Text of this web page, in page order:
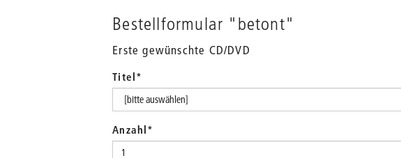
Bestellformular "betont"
Erste gewünschte CD/DVD
Titel*
Anzahl*